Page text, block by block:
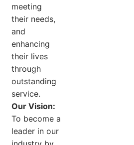
meeting
their needs,
and
enhancing
their lives
through
outstanding
service.
Our Vision:
To become a
leader in our